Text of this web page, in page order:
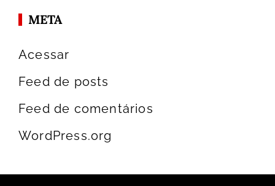
META
Acessar
Feed de posts
Feed de comentários
WordPress.org